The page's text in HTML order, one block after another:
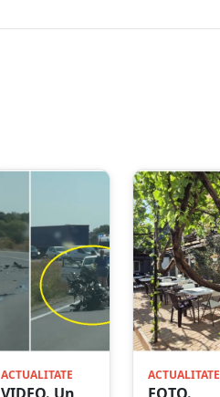
ACTUALITATE ACTUALITATE